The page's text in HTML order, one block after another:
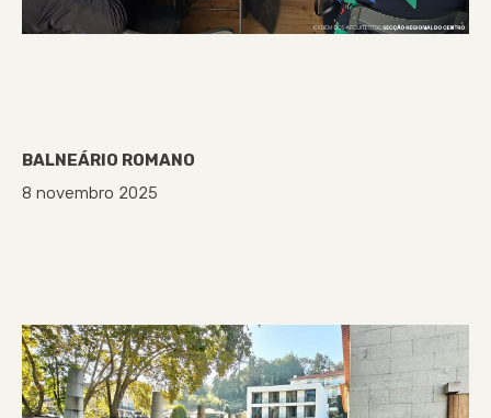
BALNEÁRIO ROMANO
8 novembro 2025